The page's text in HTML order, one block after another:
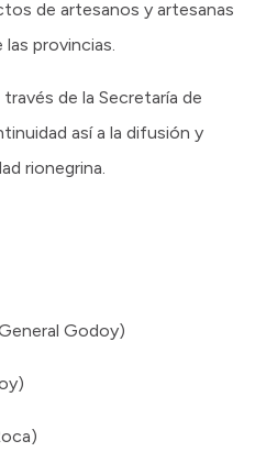
de artesanos y artesanas
provincias.
de la Secretaría de
así a la difusión y
rionegrina.
Godoy)